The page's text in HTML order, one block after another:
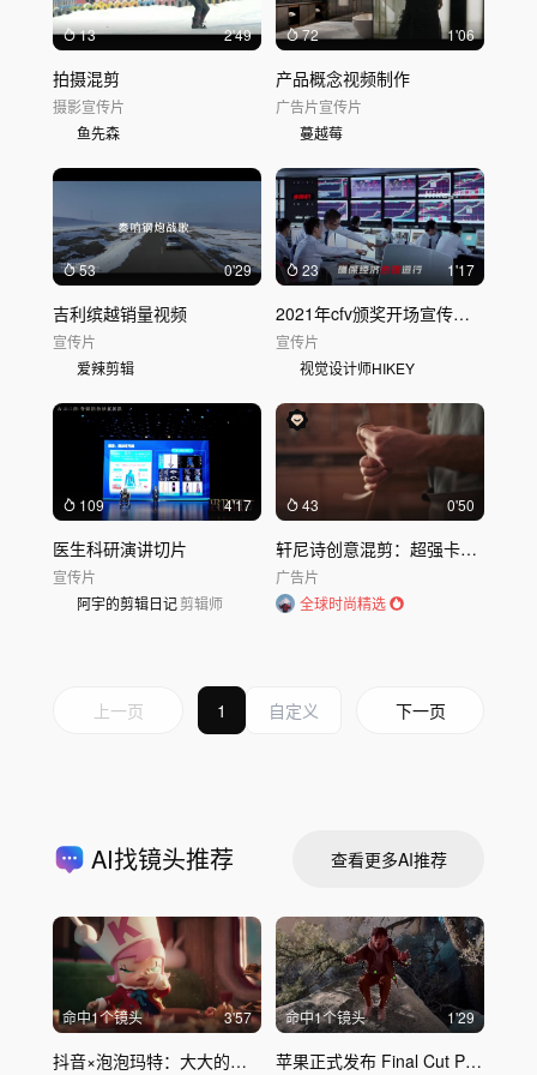
13 2'49
拍摄混剪
摄影宣传片
鱼先森
72 1'06
产品概念视频制作
广告片宣传片
蔓越莓
53 0'29
吉利缤越销量视频
宣传片
爱辣剪辑
23 1'17
2021年cfv颁奖开场宣传视频
宣传片
视觉设计师HIKEY
109 4'17
医生科研演讲切片
宣传片
阿宇的剪辑日记剪辑师
43 0'50
轩尼诗创意混剪：超强卡点，强迫症的福音
广告片
全球时尚精选
上一页 1 下一页
AI找镜头推荐 查看更多AI推荐
命中1个镜头 3'57
抖音×泡泡玛特：大大的年，小小的热闹
命中1个镜头 1'29
苹果正式发布 Final Cut Pro 11 广告